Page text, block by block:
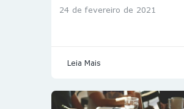
24 de fevereiro de 2021
Leia Mais